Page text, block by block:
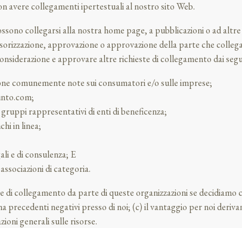
avere collegamenti ipertestuali al nostro sito Web.
collegarsi alla nostra home page, a pubblicazioni o ad
approvazione o approvazione della parte che
e approvare altre richieste di collegamento dai
comunemente note sui consumatori e/o sulle imprese;
rappresentativi di enti di beneficenza;
in linea;
e di consulenza; E
di categoria.
collegamento da parte di queste organizzazioni se
precedenti negativi presso di noi; (c) il vantaggio per noi
generali sulle risorse.